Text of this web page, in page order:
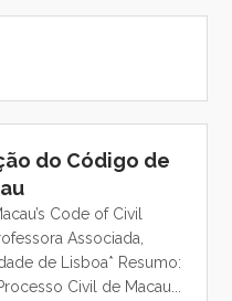
do Código de
Code of Civil
Associada,
de Lisboa* Resumo:
Civil de Macau...